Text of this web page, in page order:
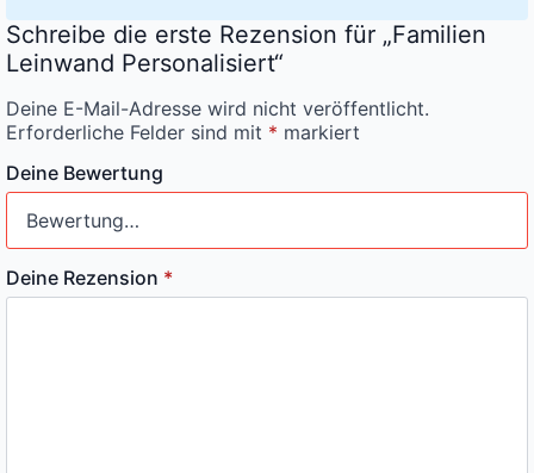
Schreibe die erste Rezension für „Familien
Leinwand Personalisiert“
Deine E-Mail-Adresse wird nicht veröffentlicht.
Erforderliche Felder sind mit * markiert
Deine Bewertung
Deine Rezension *